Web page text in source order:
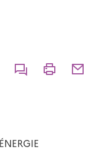
CommenterImprimer